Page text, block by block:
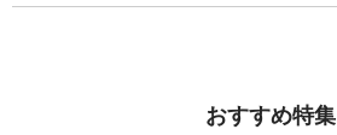
おすすめ特集